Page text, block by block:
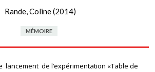
Rande, Coline (2014)
MÉMOIRE
lancement de l’expérimentation «Table de